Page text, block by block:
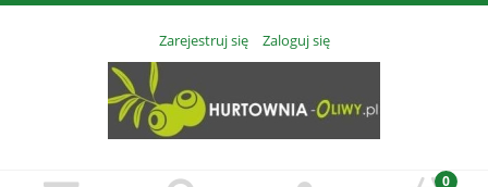
Zarejestruj się Zaloguj się